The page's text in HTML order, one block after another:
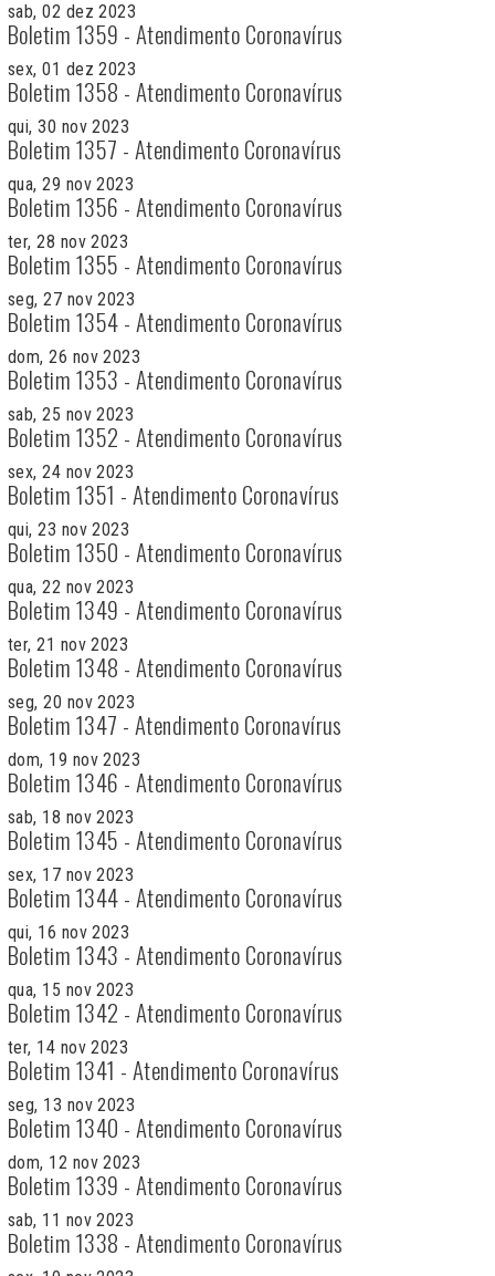
sab, 02 dez 2023
Boletim 1359 - Atendimento Coronavírus
sex, 01 dez 2023
Boletim 1358 - Atendimento Coronavírus
qui, 30 nov 2023
Boletim 1357 - Atendimento Coronavírus
qua, 29 nov 2023
Boletim 1356 - Atendimento Coronavírus
ter, 28 nov 2023
Boletim 1355 - Atendimento Coronavírus
seg, 27 nov 2023
Boletim 1354 - Atendimento Coronavírus
dom, 26 nov 2023
Boletim 1353 - Atendimento Coronavírus
sab, 25 nov 2023
Boletim 1352 - Atendimento Coronavírus
sex, 24 nov 2023
Boletim 1351 - Atendimento Coronavírus
qui, 23 nov 2023
Boletim 1350 - Atendimento Coronavírus
qua, 22 nov 2023
Boletim 1349 - Atendimento Coronavírus
ter, 21 nov 2023
Boletim 1348 - Atendimento Coronavírus
seg, 20 nov 2023
Boletim 1347 - Atendimento Coronavírus
dom, 19 nov 2023
Boletim 1346 - Atendimento Coronavírus
sab, 18 nov 2023
Boletim 1345 - Atendimento Coronavírus
sex, 17 nov 2023
Boletim 1344 - Atendimento Coronavírus
qui, 16 nov 2023
Boletim 1343 - Atendimento Coronavírus
qua, 15 nov 2023
Boletim 1342 - Atendimento Coronavírus
ter, 14 nov 2023
Boletim 1341 - Atendimento Coronavírus
seg, 13 nov 2023
Boletim 1340 - Atendimento Coronavírus
dom, 12 nov 2023
Boletim 1339 - Atendimento Coronavírus
sab, 11 nov 2023
Boletim 1338 - Atendimento Coronavírus